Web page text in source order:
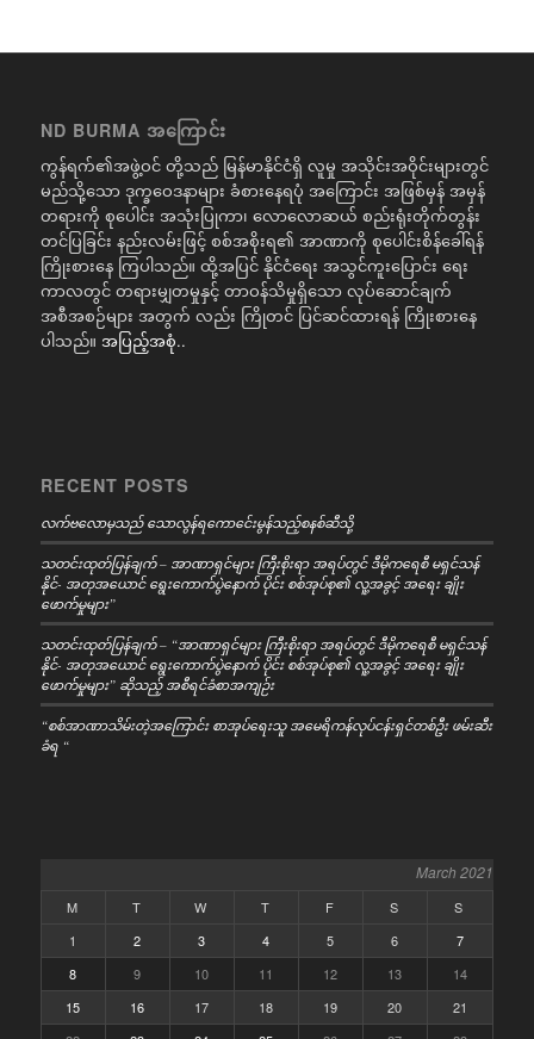
ND BURMA အကြောင်း
ကွန်ရက်၏အဖွဲ့ဝင် တို့သည် မြန်မာနိုင်ငံရှိ လူမှု အသိုင်းအဝိုင်းများတွင်
မည်သို့သော ဒုက္ခဝေဒနာများ ခံစားနေရပုံ အကြောင်း အဖြစ်မှန် အမှန်
တရားကို စုပေါင်း အသုံးပြုကာ၊ လောလောဆယ် စည်းရုံးတိုက်တွန်း
တင်ပြခြင်း နည်းလမ်းဖြင့် စစ်အစိုးရ၏ အာဏာကို စုပေါင်းစိန်ခေါ်ရန်
ကြိုးစားနေ ကြပါသည်။ ထို့အပြင် နိုင်ငံရေး အသွင်ကူးပြောင်း ရေး
ကာလတွင် တရားမျှတမှုနှင့် တာဝန်သိမှုရှိသော လုပ်ဆောင်ချက်
အစီအစဉ်များ အတွက် လည်း ကြိုတင် ပြင်ဆင်ထားရန် ကြိုးစားနေ
ပါသည်။ အပြည့်အစုံ..
RECENT POSTS
လက်ဗလောမှသည် သောလွန်ရကောင်ေးမွန်သည့်စနစ်ဆီသို့
သတင်းထုတ်ပြန်ချက် – အာဏာရှင်များ ကြီးစိုးရာ အရပ်တွင် ဒီမိုကရေစီ မရှင်သန်
နိုင်- အတုအယောင် ရွေးကောက်ပွဲနောက် ပိုင်း စစ်အုပ်စု၏ လူ့အခွင့် အရေး ချိုး
ဖောက်မှုများ”
သတင်းထုတ်ပြန်ချက် – “အာဏာရှင်များ ကြီးစိုးရာ အရပ်တွင် ဒီမိုကရေစီ မရှင်သန်
နိုင်- အတုအယောင် ရွေးကောက်ပွဲနောက် ပိုင်း စစ်အုပ်စု၏ လူ့အခွင့် အရေး ချိုး
ဖောက်မှုများ” ဆိုသည့် အစီရင်ခံစာအကျဉ်း
“စစ်အာဏာသိမ်းတဲ့အကြောင်း စာအုပ်ရေးသူ အမေရိကန်လုပ်ငန်းရှင်တစ်ဦး ဖမ်းဆီး
ခံရ “
March 2021
M T W T F S
S
1
2 3 4 5 6
7
8
9 10 11 12 13
14
15
16 17 18 19 20
21